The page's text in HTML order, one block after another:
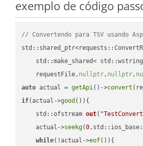
exemplo de código
// Convertendo para TSV usando
std::make_shared<
    requestFile,
nullptr, nullptr,
auto actual = getApi()->convert
if(actual->good ()){
std::ofstream out(
    actual->
seekg(0
while(!actual->eof()){